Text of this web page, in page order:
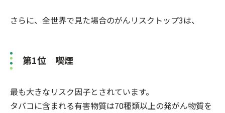
さらに、全世界で見た場合のがんリスクトップ3は、
第1位 喫煙
最も大きなリスク因子とされています。
タバコに含まれる有害物質は70種類以上の発がん物質を